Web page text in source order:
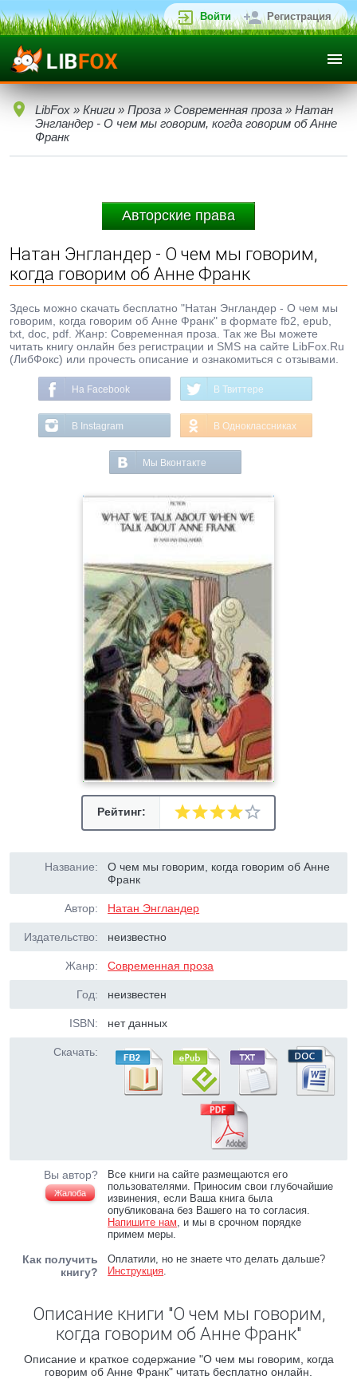
Войти Регистрация
LibFox » Книги » Проза » Современная проза » Натан
Энгландер - О чем мы говорим, когда говорим об Анне
Франк
Авторские права
Натан Энгландер - О чем мы говорим,
когда говорим об Анне Франк
Здесь можно скачать бесплатно "Натан Энгландер - О чем мы
говорим, когда говорим об Анне Франк" в формате fb2, epub,
txt, doc, pdf. Жанр: Современная проза. Так же Вы можете
читать книгу онлайн без регистрации и SMS на сайте LibFox.Ru
(ЛибФокс) или прочесть описание и ознакомиться с отзывами.
На Facebook В Твиттере
В Instagram В Одноклассниках
Мы Вконтакте
Рейтинг:
Название:
О чем мы говорим, когда говорим об Анне
Франк
Автор: Натан Энгландер
Издательство: неизвестно
Жанр: Современная проза
Год: неизвестен
ISBN: нет данных
Скачать:
Вы автор?
Жалоба
Все книги на сайте размещаются его
пользователями. Приносим свои глубочайшие
извинения, если Ваша книга была
опубликована без Вашего на то согласия.
Напишите нам, и мы в срочном порядке
примем меры.
Как получить
книгу?
Оплатили, но не знаете что делать дальше?
Инструкция.
Описание книги "О чем мы говорим,
когда говорим об Анне Франк"
Описание и краткое содержание "О чем мы говорим, когда
говорим об Анне Франк" читать бесплатно онлайн.